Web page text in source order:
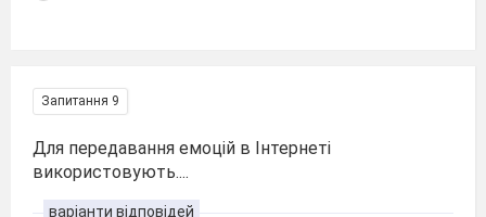
Запитання 9
Для передавання емоцій в Інтернеті
використовують....
варіанти відповідей